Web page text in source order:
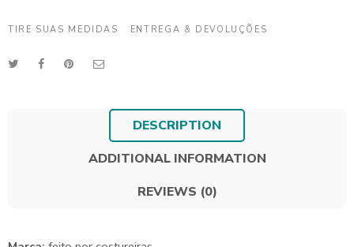
TIRE SUAS MEDIDAS ENTREGA & DEVOLUÇÕES
DESCRIPTION
ADDITIONAL INFORMATION
REVIEWS (0)